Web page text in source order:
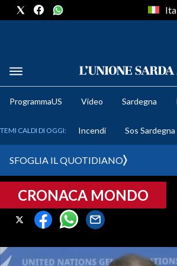
METEO
CRONACA SARDEGNA
CAGLIARI
ProgrammaUS Video Sardegna
TEMI CALDI DI OGGI: Incendi Sos Sardegna
SFOGLIA IL QUOTIDIANO
CRONACA MONDO